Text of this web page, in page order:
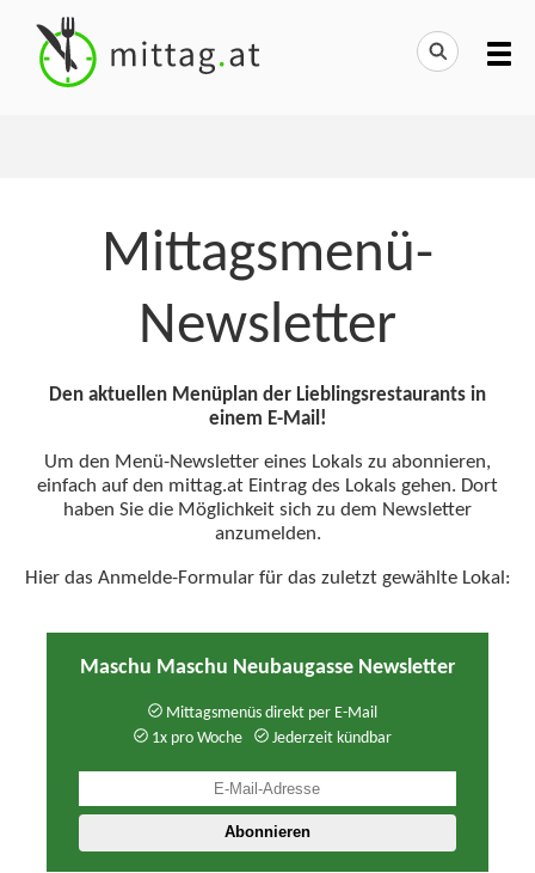
Mittagsmenü-
Newsletter
Den aktuellen Menüplan der Lieblingsrestaurants in
einem E-Mail!
Um den Menü-Newsletter eines Lokals zu abonnieren,
einfach auf den mittag.at Eintrag des Lokals gehen. Dort
haben Sie die Möglichkeit sich zu dem Newsletter
anzumelden.
Hier das Anmelde-Formular für das zuletzt gewählte Lokal:
Maschu Maschu Neubaugasse Newsletter
Mittagsmenüs direkt per E-Mail
1x pro Woche
Jederzeit kündbar